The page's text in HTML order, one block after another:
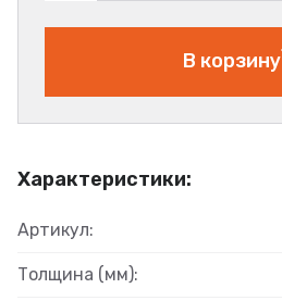
Характеристики:
Артикул:
Толщина (мм):
В корзину